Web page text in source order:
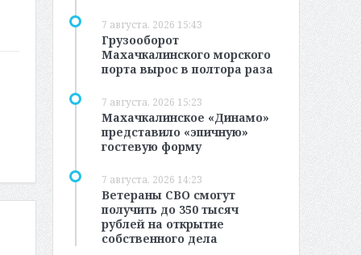
7 августа, 2026 15:43
Грузооборот
Махачкалинского морского
порта вырос в полтора раза
7 августа, 2026 15:23
Махачкалинское «Динамо»
представило «эпичную»
гостевую форму
7 августа, 2026 14:23
Ветераны СВО смогут
получить до 350 тысяч
рублей на открытие
собственного дела